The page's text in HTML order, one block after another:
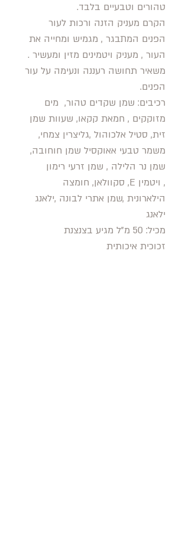
טהורים וטבעיים בלבד.
הקרם מעניק הזנה ורכות לעור
הפנים המתבגר , מגמיש ומחייה את
העור , מעניק ויטמינים מזין ומעשיר .
משאיר תחושה רעננה ונעימה על עור
הפנים.
רכיבים: שמן שקדים טהור, מים
מזוקקים , חמאת קקאו, שעוות שמן
זית, סטיל אלכוהול ,גליצרין צמחי,
משמר טבעי אאוקסיל שמן חוחובה,
שמן נר הלילה , שמן זרעי רימון
, ויטמין E, סקוולאן, חומצה
הילארונית ,שמן אתרי לבונה ,ילאנג
ילאנג
מכיל: 50 מ"ל מגיע בצנצנת
זכוכית איכותית